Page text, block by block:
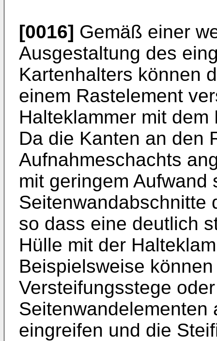
[0016] Gemäß einer
Ausgestaltung des
Kartenhalters können
einem Rastelement
Halteklammer mit
Da die Kanten an den
Aufnahmeschachts
mit geringem
Seitenwandabschnitte
so dass eine deutlich
Hülle mit der
Beispielsweise
Versteifungsstege
eingreifen und die